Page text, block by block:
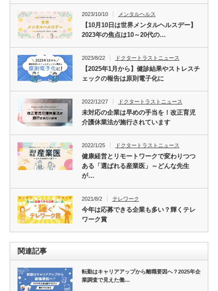
2023/10/10 メンタルヘルス
【10月10日は世界メンタルヘルスデー】
2023年の焦点は10～20代の…
2023/8/22 ドクタートラストニュース
【2025年1月から】健診結果やストレスチ
ェックの報告は原則電子化に
2022/12/27 ドクタートラストニュース
未対応の企業は早めの手当を！改正育児
介護休業法が施行されています
2022/1/25 ドクタートラストニュース
健康経営とリモートワークで変わりつつ
ある「選ばれる産業医」～どんな先生
が…
2021/8/2 テレワーク
今年は応募できる企業も多い？輝くテレ
ワーク賞
関連記事
転勤はキャリアアップから離職要因へ？2025年企
業調査で見えた働…